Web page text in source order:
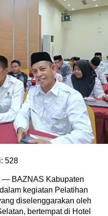
528
— BAZNAS Kabupaten
kegiatan Pelatihan
diselenggarakan oleh
bertempat di Hotel